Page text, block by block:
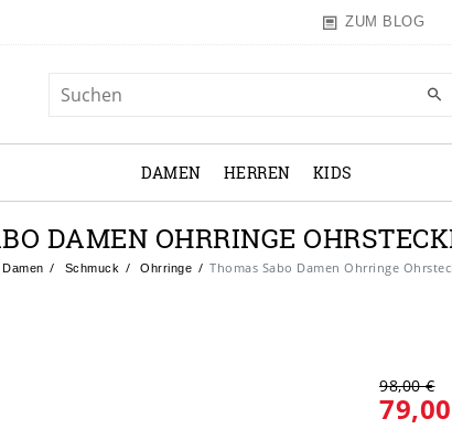
ZUM BLOG
DAMEN HERREN KIDS
DAMEN OHRRINGE
Damen Schmuck Ohrringe Thomas Sabo Damen Ohrringe
98,00 €